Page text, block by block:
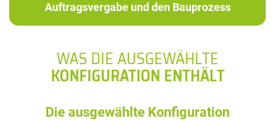
Auftragsvergabe und den Bauprozess
WAS DIE AUSGEWÄHLTE
KONFIGURATION ENTHÄLT
Die ausgewählte Konfiguration